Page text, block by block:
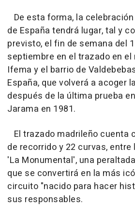
De esta forma, la
de España tendrá lugar, tal y
previsto, el fin de semana del
septiembre en el trazado en
Ifema y el barrio de
España, que volverá a acoger
después de la última prueba
Jarama en 1981.
El trazado madrileño cuenta
de recorrido y 22 curvas,
'La Monumental', una
que se convertirá en la más
circuito "nacido para hacer
sus responsables.